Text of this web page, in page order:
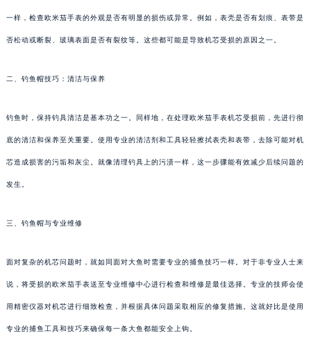
一样，检查欧米茄手表的外观是否有明显的损伤或异常。例如，表壳是否有划痕、表带是
否松动或断裂、玻璃表面是否有裂纹等。这些都可能是导致机芯受损的原因之一。
二、钓鱼帽技巧：清洁与保养
钓鱼时，保持钓具清洁是基本功之一。同样地，在处理欧米茄手表机芯受损前，先进行彻
底的清洁和保养至关重要。使用专业的清洁剂和工具轻轻擦拭表壳和表带，去除可能对机
芯造成损害的污垢和灰尘。就像清理钓具上的污渍一样，这一步骤能有效减少后续问题的
发生。
三、钓鱼帽与专业维修
面对复杂的机芯问题时，就如同面对大鱼时需要专业的捕鱼技巧一样。对于非专业人士来
说，将受损的欧米茄手表送至专业维修中心进行检查和维修是最佳选择。专业的技师会使
用精密仪器对机芯进行细致检查，并根据具体问题采取相应的修复措施。这就好比是使用
专业的捕鱼工具和技巧来确保每一条大鱼都能安全上钩。